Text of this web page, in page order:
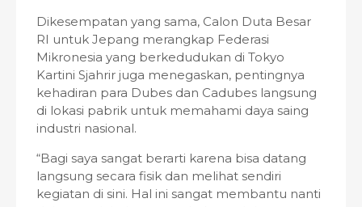
Dikesempatan yang sama, Calon Duta Besar
RI untuk Jepang merangkap Federasi
Mikronesia yang berkedudukan di Tokyo
Kartini Sjahrir juga menegaskan, pentingnya
kehadiran para Dubes dan Cadubes langsung
di lokasi pabrik untuk memahami daya saing
industri nasional.
“Bagi saya sangat berarti karena bisa datang
langsung secara fisik dan melihat sendiri
kegiatan di sini. Hal ini sangat membantu nanti